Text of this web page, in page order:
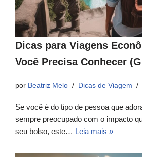
Dicas para Viagens
Você Precisa Conhecer
por Beatriz Melo Dicas de Viagem
Se você é do tipo de pessoa que
sempre preocupado com o impacto
seu bolso, este… Leia mais »